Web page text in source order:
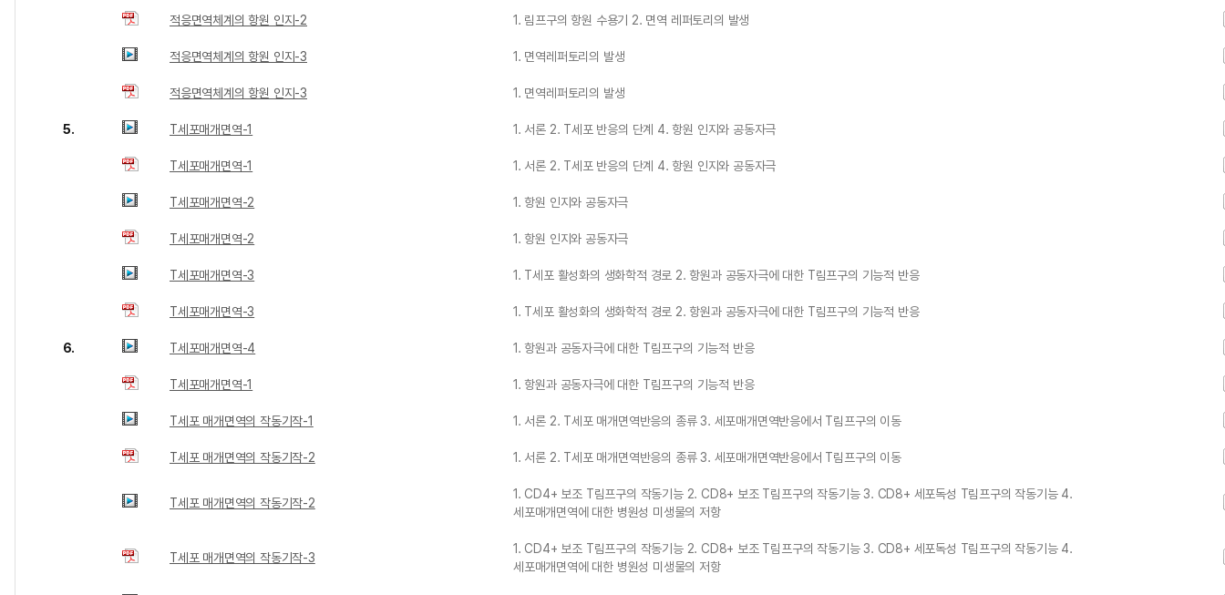
적응면역체계의 항원 인지-2 1. 림프구의 항원 수용기 2. 면역 레퍼토리의 발생
적응면역체계의 항원 인지-3 1. 면역레퍼토리의 발생
적응면역체계의 항원 인지-3 1. 면역레퍼토리의 발생
5. T세포매개면역-1 1. 서론 2. T세포 반응의 단계 4. 항원 인지와 공동자극
T세포매개면역-1 1. 서론 2. T세포 반응의 단계 4. 항원 인지와 공동자극
T세포매개면역-2 1. 항원 인지와 공동자극
T세포매개면역-2 1. 항원 인지와 공동자극
T세포매개면역-3 1. T세포 활성화의 생화학적 경로 2. 항원과 공동자극에 대한 T림프구의 기능적 반응
T세포매개면역-3 1. T세포 활성화의 생화학적 경로 2. 항원과 공동자극에 대한 T림프구의 기능적 반응
6. T세포매개면역-4 1. 항원과 공동자극에 대한 T림프구의 기능적 반응
T세포매개면역-1 1. 항원과 공동자극에 대한 T림프구의 기능적 반응
T세포 매개면역의 작동기작-1 1. 서론 2. T세포 매개면역반응의 종류 3. 세포매개면역반응에서 T림프구의 이동
T세포 매개면역의 작동기작-2 1. 서론 2. T세포 매개면역반응의 종류 3. 세포매개면역반응에서 T림프구의 이동
T세포 매개면역의 작동기작-2
1. CD4+ 보조 T림프구의 작동기능 2. CD8+ 보조 T림프구의 작동기능 3. CD8+ 세포독성 T림프구의 작동기능 4.
세포매개면역에 대한 병원성 미생물의 저항
T세포 매개면역의 작동기작-3
1. CD4+ 보조 T림프구의 작동기능 2. CD8+ 보조 T림프구의 작동기능 3. CD8+ 세포독성 T림프구의 작동기능 4.
세포매개면역에 대한 병원성 미생물의 저항